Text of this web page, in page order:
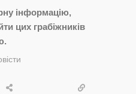
інформацію,
цих грабіжників